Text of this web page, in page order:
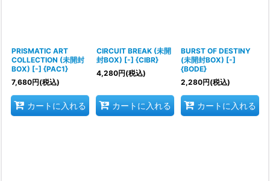
PRISMATIC ART
COLLECTION (未開封
BOX) [-] {PAC1}
7,680円(税込)
カートに入れる
CIRCUIT BREAK (未開
封BOX) [-] {CIBR}
4,280円(税込)
カートに入れる
BURST OF DESTINY
(未開封BOX) [-]
{BODE}
2,280円(税込)
カートに入れる